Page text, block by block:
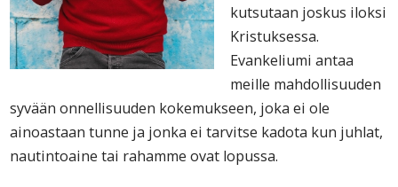
kutsutaan joskus iloksi
Kristuksessa.
Evankeliumi antaa
meille mahdollisuuden
syvään onnellisuuden kokemukseen, joka ei ole
ainoastaan tunne ja jonka ei tarvitse kadota kun juhlat,
nautintoaine tai rahamme ovat lopussa.